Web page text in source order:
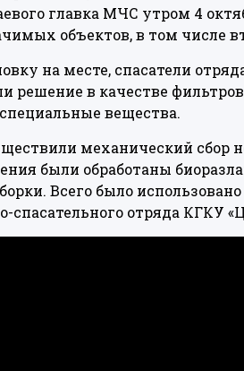
главка МЧС утром 4
объектов, в том числе
на месте, спасатели
решение в качестве
вещества.
механический сбор
были обработаны
Всего было использовано
спасательного отряда КГКУ